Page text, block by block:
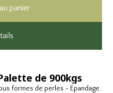
panier
de 900kgs
formes de perles - Epandage